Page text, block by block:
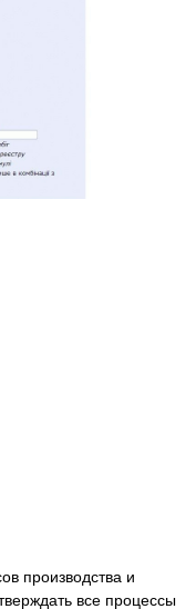
производства и
все процессы